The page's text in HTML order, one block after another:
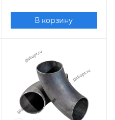
В корзину